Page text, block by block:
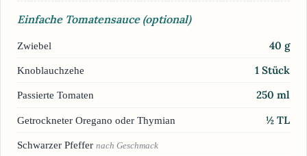
Einfache Tomatensauce (optional)
Zwiebel 40 g
Knoblauchzehe 1 Stück
Passierte Tomaten 250 ml
Getrockneter Oregano oder Thymian ½ TL
Schwarzer Pfeffer nach Geschmack